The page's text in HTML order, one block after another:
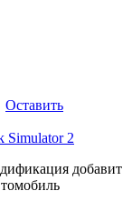
Оставить
добавит